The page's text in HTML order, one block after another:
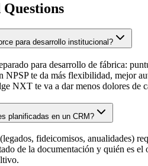
para desarrollo institucional?
para desarrollo de fábrica:
te da más flexibilidad, mejor
NXT te va a dar menos dolores de
planificadas en un CRM?
fideicomisos, anualidades)
de la documentación y quién es